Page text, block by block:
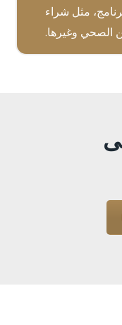
مثل شراء
الصحي وغيرها.